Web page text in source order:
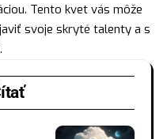
Tento kvet vás môže
svoje skryté talenty a s